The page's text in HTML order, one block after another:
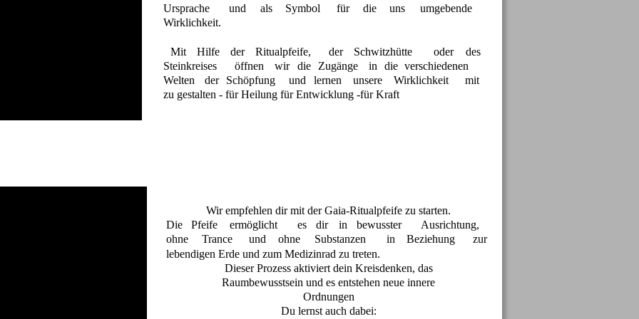
Ursprache
und als Symbol für die uns
umgebende
Wirklichkeit.
Mit Hilfe der Ritualpfeife, der Schwitzhütte oder
des
Steinkreises
öffnen wir die Zugänge in die verschiedenen
Welten
der Schöpfung und lernen unsere Wirklichkeit
mit
zu gestalten - für Heilung für Entwicklung -für Kraft
Wir empfehlen dir mit der Gaia-Ritualpfeife zu starten.
Die
Pfeife ermöglicht es dir in bewusster
Ausrichtung,
ohne
Trance und ohne Substanzen in Beziehung
zur
lebendigen Erde und zum Medizinrad zu treten.
Dieser Prozess aktiviert dein Kreisdenken, das
Raumbewusstsein und es entstehen neue innere
Ordnungen
Du lernst auch dabei: